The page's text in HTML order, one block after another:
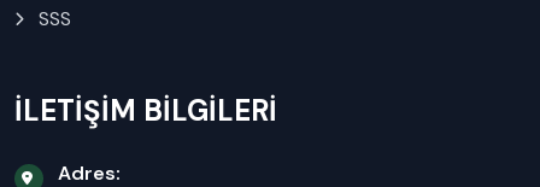
SSS
İLETİŞİM BİLGİLERİ
Adres: